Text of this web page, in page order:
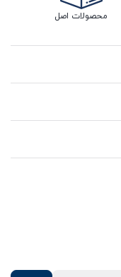
محصولات اصل